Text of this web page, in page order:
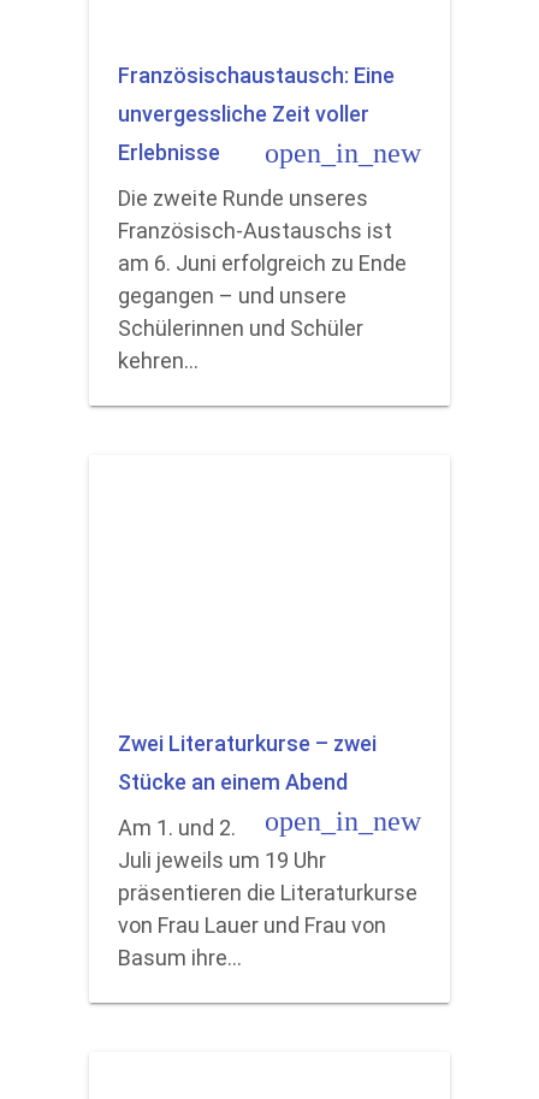
Französischaustausch: Eine
unvergessliche Zeit voller
Erlebnisse
open_in_new
Die zweite Runde unseres
Französisch-Austauschs ist
am 6. Juni erfolgreich zu Ende
gegangen – und unsere
Schülerinnen und Schüler
kehren…
Zwei Literaturkurse – zwei
Stücke an einem Abend
open_in_new
Am 1. und 2.
Juli jeweils um 19 Uhr
präsentieren die Literaturkurse
von Frau Lauer und Frau von
Basum ihre…